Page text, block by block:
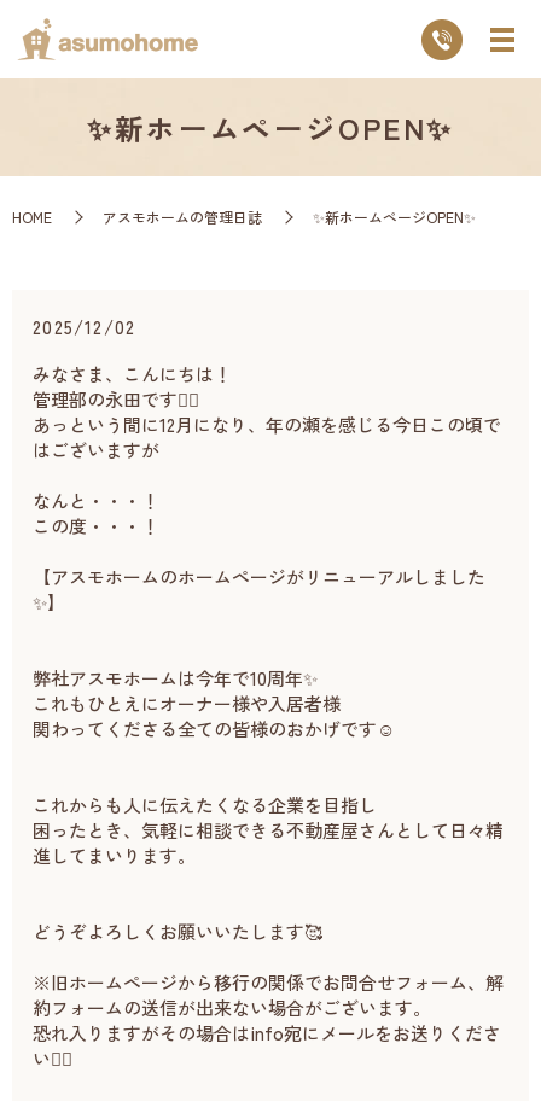
✨新ホームページOPEN✨
HOME アスモホームの管理日誌 ✨新ホームページOPEN✨
2025/12/02
みなさま、こんにちは！
管理部の永田です👷‍♀️
あっという間に12月になり、年の瀬を感じる今日この頃で
はございますが
なんと・・・！
この度・・・！
【アスモホームのホームページがリニューアルしました
✨】
弊社アスモホームは今年で10周年✨
これもひとえにオーナー様や入居者様
関わってくださる全ての皆様のおかげです☺️
これからも人に伝えたくなる企業を目指し
困ったとき、気軽に相談できる不動産屋さんとして日々精
進してまいります。
どうぞよろしくお願いいたします🥰
※旧ホームページから移行の関係でお問合せフォーム、解
約フォームの送信が出来ない場合がございます。
恐れ入りますがその場合はinfo宛にメールをお送りくださ
い🙇‍♀️